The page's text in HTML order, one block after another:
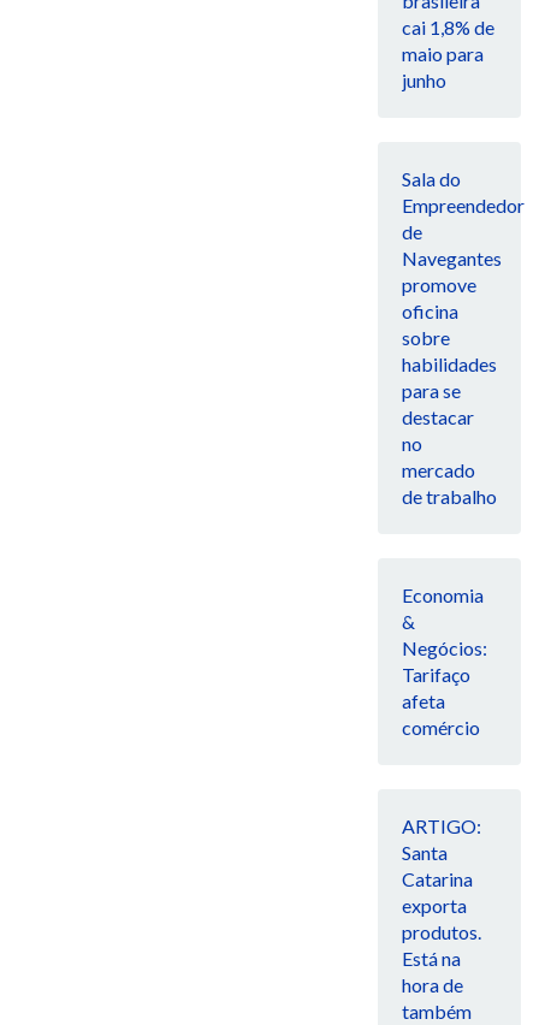
cai 1,8% de
maio para
junho
Sala do
Empreendedor
de
Navegantes
promove
oficina
sobre
habilidades
para se
destacar
no
mercado
de trabalho
Economia
&
Negócios:
Tarifaço
afeta
comércio
ARTIGO:
Santa
Catarina
exporta
produtos.
Está na
hora de
também